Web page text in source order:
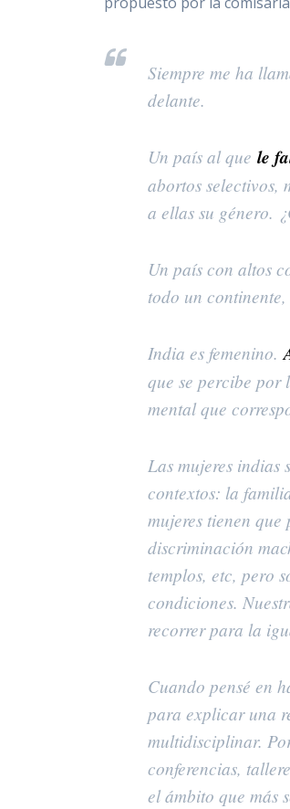
Siempre me ha
delante.
Un país al quele
abortos selectivos,
a ellas su género.
Un país con altos
todo un
India es femenino.
que se percibe por
mental que
Las mujeres indias
contextos: la
mujeres tienen
discriminación
templos, etc, pero
condiciones.
recorrer para la
Cuando pensé en
para explicar una
multidisciplinar.
conferencias,
el ámbito que más